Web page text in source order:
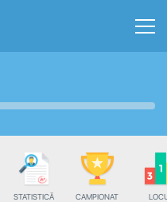
STATISTICĂ CAMPIONAT